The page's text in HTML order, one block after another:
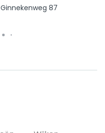
Ginnekenweg 87